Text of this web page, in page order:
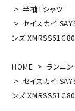
半袖Tシャツ
セイスカイ
ンズ
HOME ランニ
セイスカイ
ンズ